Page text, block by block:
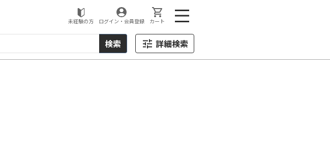
未経験の方 ログイン・会員登録 カート
検索 詳細検索